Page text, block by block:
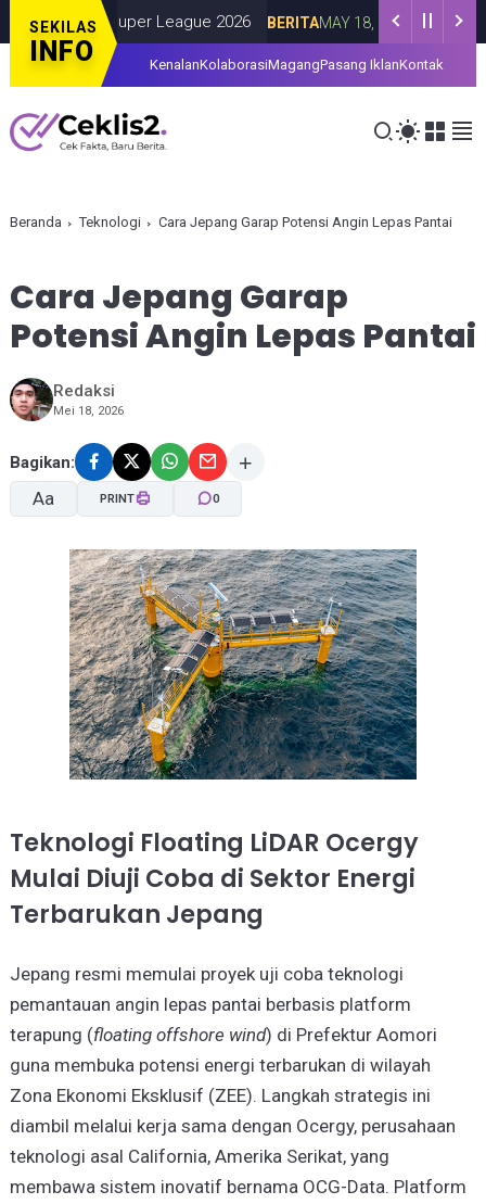
SEKILAS
INFO
Juara Super League 2026 BERITAMAY 18, 2026 Agensi G-
KenalanKolaborasiMagangPasang IklanKontak
Beranda Teknologi Cara Jepang Garap Potensi Angin Lepas Pantai
Cara Jepang Garap
Potensi Angin Lepas Pantai
Redaksi
Mei 18, 2026
Bagikan:
Aa
A- A+
PRINT 0
Teknologi Floating LiDAR Ocergy
Mulai Diuji Coba di Sektor Energi
Terbarukan Jepang
Jepang resmi memulai proyek uji coba teknologi
pemantauan angin lepas pantai berbasis platform
terapung (floating offshore wind) di Prefektur Aomori
guna membuka potensi energi terbarukan di wilayah
Zona Ekonomi Eksklusif (ZEE). Langkah strategis ini
diambil melalui kerja sama dengan Ocergy, perusahaan
teknologi asal California, Amerika Serikat, yang
membawa sistem inovatif bernama OCG-Data. Platform